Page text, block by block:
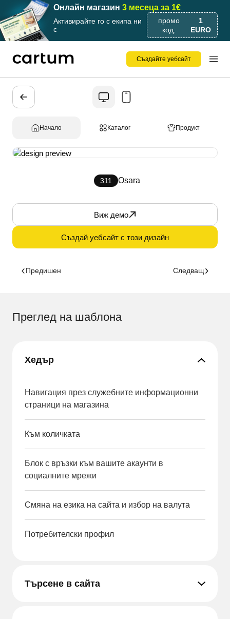
Онлайн магазин 3 месеца за 1€
Активирайте го с екипа ни
с
промо
код:
1
EURO
Създайте уебсайт
Начало Каталог Продукт
311 Osara
Виж демо
Създай уебсайт с този дизайн
Предишен Следващ
Преглед на шаблона
Хедър
Навигация през служебните информационни
страници на магазина
Към количката
Блок с връзки към вашите акаунти в
социалните мрежи
Смяна на езика на сайта и избор на валута
Потребителски профил
Търсене в сайта